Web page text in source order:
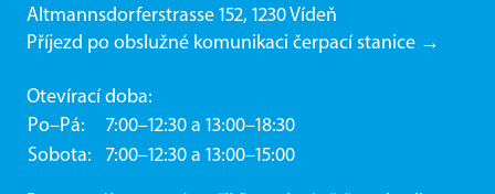
Altmannsdorferstrasse 152, 1230 Vídeň
Příjezd po obslužné komunikaci čerpací stanice →
Otevírací doba:
Po–Pá
7:00–12:30 a 13:00–18:30
Sobota
7:00–12:30 a 13:00–15:00